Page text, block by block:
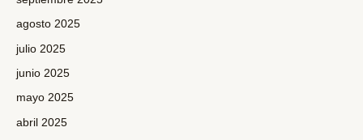
agosto 2025
julio 2025
junio 2025
mayo 2025
abril 2025